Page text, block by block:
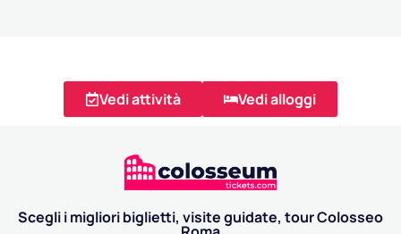
Vedi attività Vedi alloggi
Scegli i migliori biglietti, visite guidate, tour Colosseo